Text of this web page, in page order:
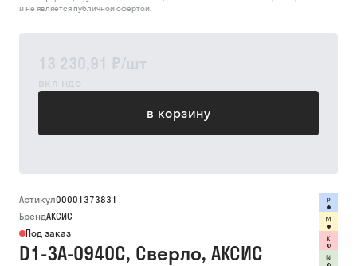
13 230,91 ₽/шт
вкл ндс
в корзину
и не является публичной офертой.
Артикул00001373831
БрендАКСИС
Под заказ
D1-3A-0940C, Сверло, АКСИС